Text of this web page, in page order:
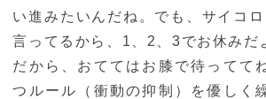
い進みたいんだね。でも、サイコ
言ってるから、1、2、3でお休みだ
だから、おててはお膝で待ってて
つルール（衝動の抑制）を優しく